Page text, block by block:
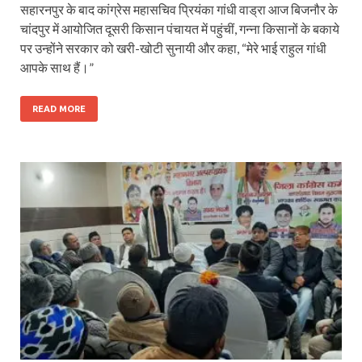
सहारनपुर के बाद कांग्रेस महासचिव प्रियंका गांधी वाड्रा आज बिजनौर के
चांदपुर में आयोजित दूसरी किसान पंचायत में पहुंचीं, गन्ना किसानों के बकाये
पर उन्होंने सरकार को खरी-खोटी सुनायी और कहा, “मेरे भाई राहुल गांधी
आपके साथ हैं।”
READ MORE